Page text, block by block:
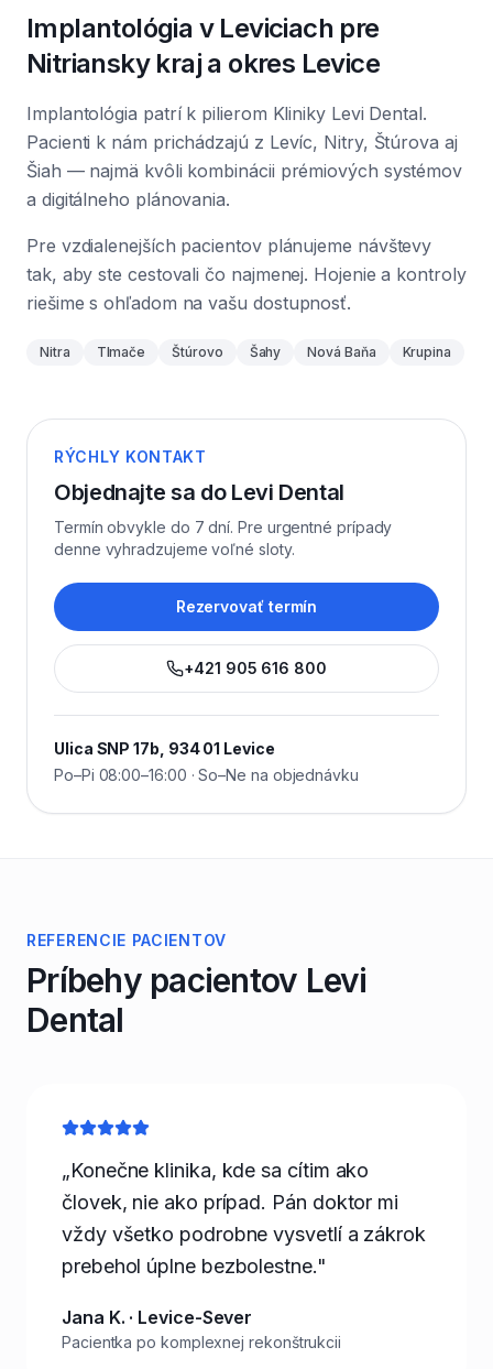
Implantológia v Leviciach pre
Nitriansky kraj a okres Levice
Implantológia patrí k pilierom Kliniky Levi Dental.
Pacienti k nám prichádzajú z Levíc, Nitry, Štúrova aj
Šiah — najmä kvôli kombinácii prémiových systémov
a digitálneho plánovania.
Pre vzdialenejších pacientov plánujeme návštevy
tak, aby ste cestovali čo najmenej. Hojenie a kontroly
riešime s ohľadom na vašu dostupnosť.
Nitra Tlmače Štúrovo Šahy Nová Baňa Krupina
RÝCHLY KONTAKT
Objednajte sa do Levi Dental
Termín obvykle do 7 dní. Pre urgentné prípady
denne vyhradzujeme voľné sloty.
Rezervovať termín
+421 905 616 800
Ulica SNP 17b, 934 01 Levice
Po–Pi 08:00–16:00 · So–Ne na objednávku
REFERENCIE PACIENTOV
Príbehy pacientov Levi
Dental
„Konečne klinika, kde sa cítim ako
človek, nie ako prípad. Pán doktor mi
vždy všetko podrobne vysvetlí a zákrok
prebehol úplne bezbolestne."
Jana K. · Levice-Sever
Pacientka po komplexnej rekonštrukcii